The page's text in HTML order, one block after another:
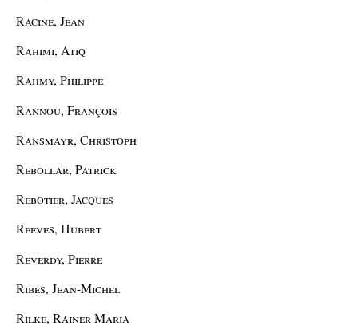
Racine, Jean
Rahimi, Atiq
Rahmy, Philippe
Rannou, François
Ransmayr, Christoph
Rebollar, Patrick
Rebotier, Jacques
Reeves, Hubert
Reverdy, Pierre
Ribes, Jean-Michel
Rilke, Rainer Maria